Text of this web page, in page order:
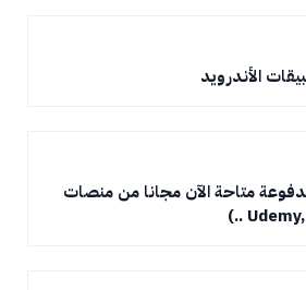
الأندرويد
متاحة الآن مجانا من منصات